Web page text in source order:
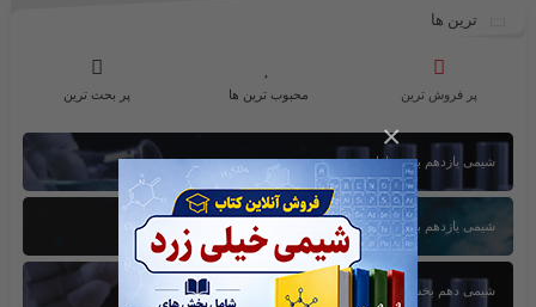
×
ترین ها
پر فروش ترین محبوب ترین ها پر بحث ترین
شیمی یازدهم بخش اول
شیمی یازدهم بخش سوم
شیمی دهم بخش اول